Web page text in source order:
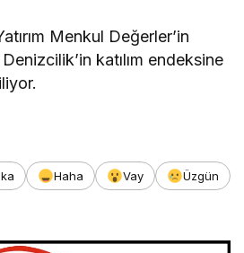
Menkul Değerler’in
katılım endeksine
Haha Vay
Üzgün